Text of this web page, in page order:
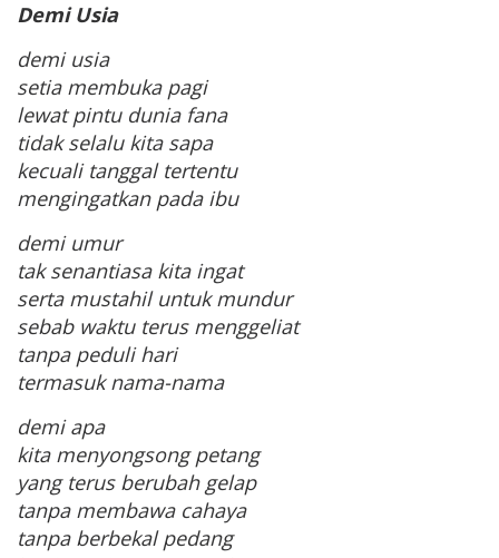
Demi Usia
demi usia
setia membuka pagi
lewat pintu dunia fana
tidak selalu kita sapa
kecuali tanggal tertentu
mengingatkan pada ibu
demi umur
tak senantiasa kita ingat
serta mustahil untuk mundur
sebab waktu terus menggeliat
tanpa peduli hari
termasuk nama-nama
demi apa
kita menyongsong petang
yang terus berubah gelap
tanpa membawa cahaya
tanpa berbekal pedang